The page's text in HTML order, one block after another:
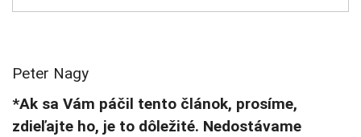
Peter Nagy
*Ak sa Vám páčil tento článok, prosíme,
zdieľajte ho, je to dôležité. Nedostávame